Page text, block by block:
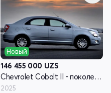
Новый
146 455 000 UZS
Chevrolet Cobalt II - поколение рестайлинг
2025